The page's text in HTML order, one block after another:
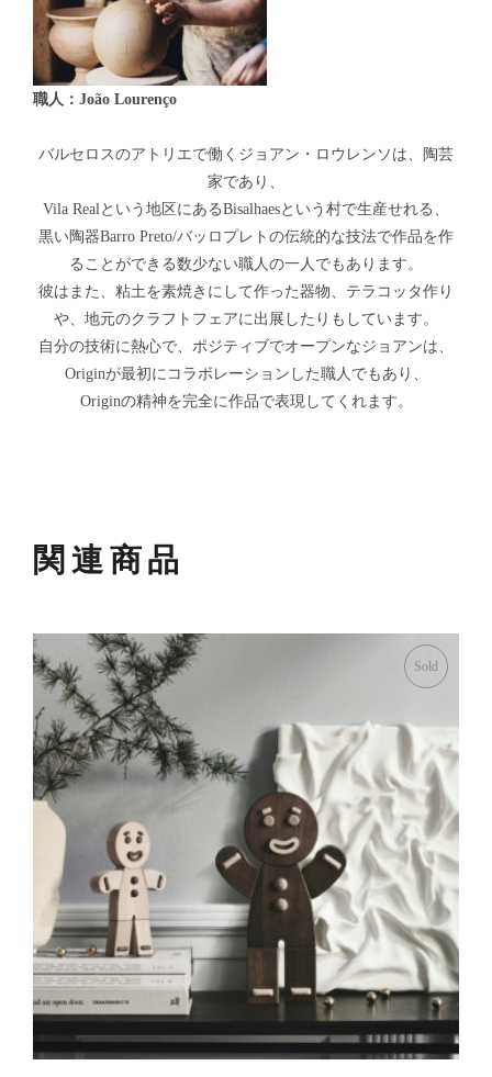
職人：João Lourenço
バルセロスのアトリエで働くジョアン・ロウレンソは、陶芸
家であり、
Vila Realという地区にあるBisalhaesという村で生産せれる、
黒い陶器Barro Preto/バッロプレトの伝統的な技法で作品を作
ることができる数少ない職人の一人でもあります。
彼はまた、粘土を素焼きにして作った器物、テラコッタ作り
や、地元のクラフトフェアに出展したりもしています。
自分の技術に熱心で、ポジティブでオープンなジョアンは、
Originが最初にコラボレーションした職人でもあり、
Originの精神を完全に作品で表現してくれます。
関連商品
Sold